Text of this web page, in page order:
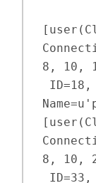
8, 10,
8, 10,